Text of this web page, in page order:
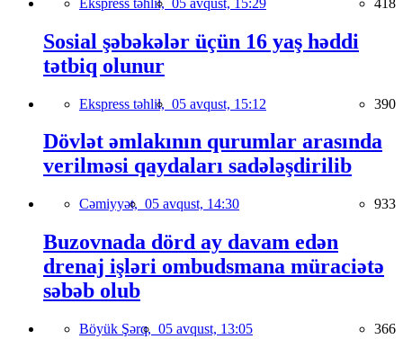
Sosial şəbəkələr üçün 16 yaş həddi
tətbiq olunur
Ekspress təhlil, 05 avqust, 15:12 390
Dövlət əmlakının qurumlar arasında
verilməsi qaydaları sadələşdirilib
Cəmiyyət, 05 avqust, 14:30 933
Buzovnada dörd ay davam edən
drenaj işləri ombudsmana müraciətə
səbəb olub
Böyük Şərq, 05 avqust, 13:05 366